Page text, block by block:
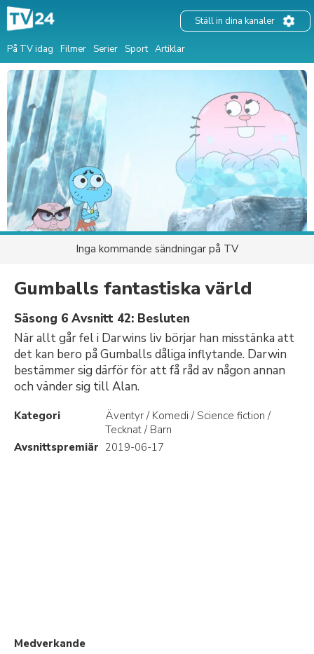
På TV idag Filmer Serier Sport Artiklar
Ställ in dina kanaler
Inga kommande sändningar på TV
Gumballs fantastiska värld
Säsong 6 Avsnitt 42: Besluten
När allt går fel i Darwins liv börjar han misstänka att
det kan bero på Gumballs dåliga inflytande. Darwin
bestämmer sig därför för att få råd av någon annan
och vänder sig till Alan.
Kategori
Äventyr / Komedi / Science fiction /
Tecknat / Barn
Avsnittspremiär 2019-06-17
Medverkande